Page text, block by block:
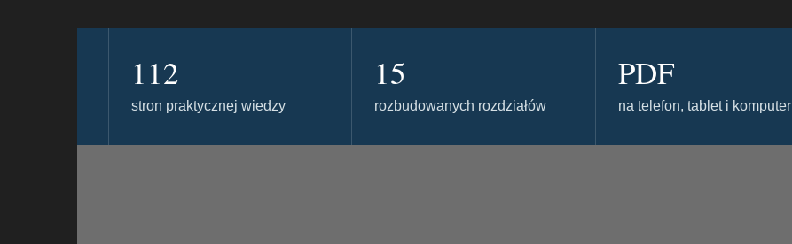
112
stron praktycznej wiedzy
15
rozbudowanych rozdziałów
PDF
na telefon, tablet i komputer